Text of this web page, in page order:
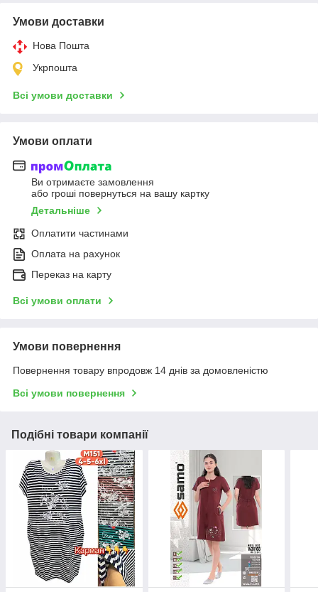
Умови доставки
Нова Пошта
Укрпошта
Всі умови доставки
Умови оплати
Ви отримаєте замовлення
або гроші повернуться на вашу картку
Детальніше
Оплатити частинами
Оплата на рахунок
Переказ на карту
Всі умови оплати
Умови повернення
Повернення товару впродовж 14 днів за домовленістю
Всі умови повернення
Подібні товари компанії